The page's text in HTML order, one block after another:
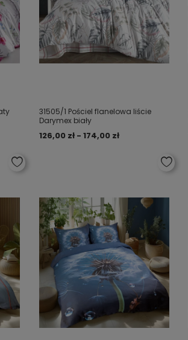
31505/1 Pościel flanelowa liście
Darymex biały
126,00 zł - 174,00 zł